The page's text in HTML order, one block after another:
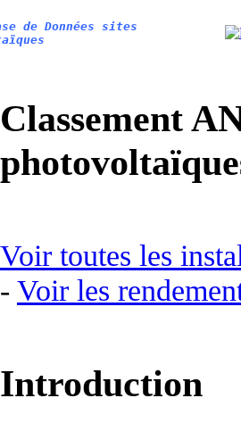
de Données sites
Classement
Voir toutes les
- Voir les
Introduction